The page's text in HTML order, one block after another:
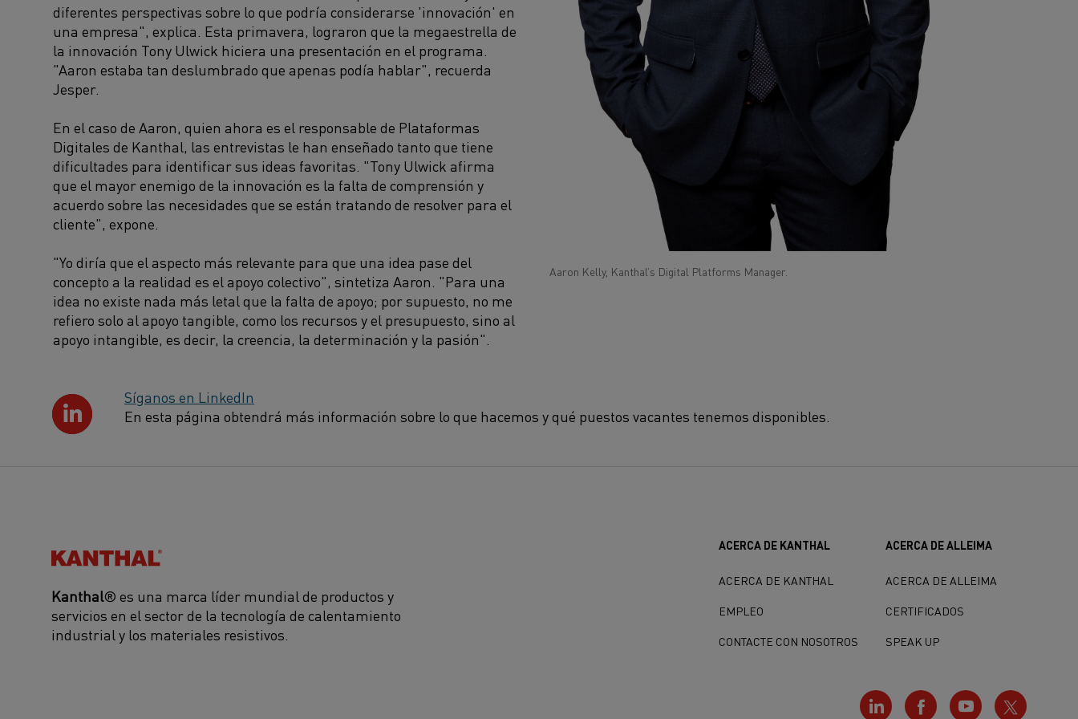
diferentes perspectivas sobre lo que podría considerarse 'innovación' en
una empresa", explica. Esta primavera, lograron que la megaestrella de
la innovación Tony Ulwick hiciera una presentación en el programa.
"Aaron estaba tan deslumbrado que apenas podía hablar", recuerda
Jesper.
En el caso de Aaron, quien ahora es el responsable de Plataformas
Digitales de Kanthal, las entrevistas le han enseñado tanto que tiene
dificultades para identificar sus ideas favoritas. "Tony Ulwick afirma
que el mayor enemigo de la innovación es la falta de comprensión y
acuerdo sobre las necesidades que se están tratando de resolver para el
cliente", expone.
"Yo diría que el aspecto más relevante para que una idea pase del
concepto a la realidad es el apoyo colectivo", sintetiza Aaron. "Para una
idea no existe nada más letal que la falta de apoyo; por supuesto, no me
refiero solo al apoyo tangible, como los recursos y el presupuesto, sino al
apoyo intangible, es decir, la creencia, la determinación y la pasión".
Aaron Kelly, Kanthal’s Digital Platforms Manager.
Síganos en LinkedIn
En esta página obtendrá más información sobre lo que hacemos y qué puestos vacantes tenemos disponibles.
Kanthal®
Kanthal® es una marca líder mundial de productos y
servicios en el sector de la tecnología de calentamiento
industrial y los materiales resistivos.
ACERCA DE KANTHAL
ACERCA DE KANTHAL
EMPLEO
CONTACTE CON NOSOTROS
ACERCA DE ALLEIMA
ACERCA DE ALLEIMA
CERTIFICADOS
SPEAK UP